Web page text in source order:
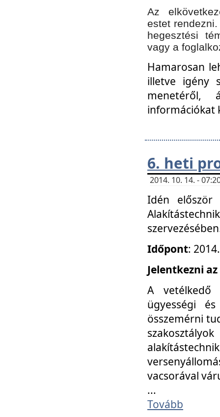
Az
estet
hegesztési
vagy a
Hamarosan
illetve igény
menetéről,
információkat
6. heti
2014. 10. 14. -
Idén
Időpont:
Jelentkezni az
A vetélkedő
ügyességi
összemérni
vacsorával
...
Tovább